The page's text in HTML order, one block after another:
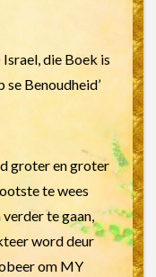
die Boek is
se Benoudheid’
groter en groter
te wees
verder te gaan,
word deur
om MY